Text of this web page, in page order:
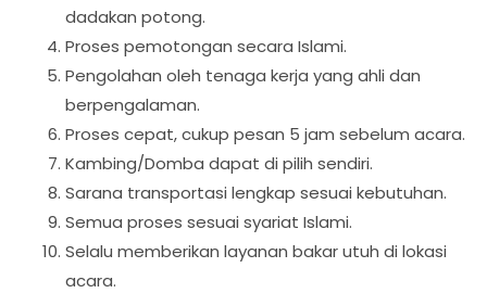
dadakan potong.
Proses pemotongan secara Islami.
Pengolahan oleh tenaga kerja yang ahli dan
berpengalaman.
Proses cepat, cukup pesan 5 jam sebelum acara.
Kambing/Domba dapat di pilih sendiri.
Sarana transportasi lengkap sesuai kebutuhan.
Semua proses sesuai syariat Islami.
Selalu memberikan layanan bakar utuh di lokasi
acara.